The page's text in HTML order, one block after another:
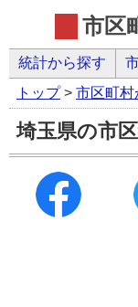
市区
統計から探す
トップ> 市区町村
埼玉県の市